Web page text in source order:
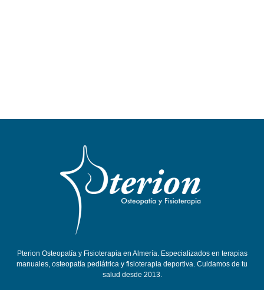
Pterion Osteopatía y Fisioterapia en Almería. Especializados en terapias
manuales, osteopatía pediátrica y fisioterapia deportiva. Cuidamos de tu
salud desde 2013.